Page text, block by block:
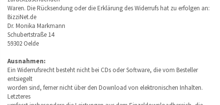
Waren. Die Rücksendung oder die Erklärung des Widerrufs hat zu erfolgen an:
BizziNet.de
Dr. Monika Markmann
Schubertstraße 14
59302 Oelde
Ausnahmen:
Ein Widerrufsrecht besteht nicht bei CDs oder Software, die vom Besteller
entsiegelt
worden sind, ferner nicht über den Download von elektronischen Inhalten.
Letzteres